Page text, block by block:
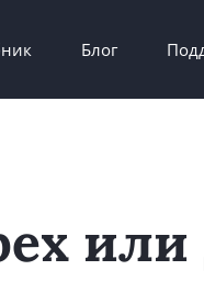
Блог